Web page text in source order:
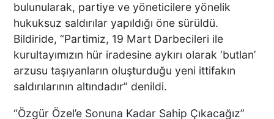
bulunularak, partiye ve yöneticilere yönelik
hukuksuz saldırılar yapıldığı öne sürüldü.
Bildiride, “Partimiz, 19 Mart Darbecileri ile
kurultayımızın hür iradesine aykırı olarak ‘butlan’
arzusu taşıyanların oluşturduğu yeni ittifakın
saldırılarının altındadır” denildi.
“Özgür Özel’e Sonuna Kadar Sahip Çıkacağız”